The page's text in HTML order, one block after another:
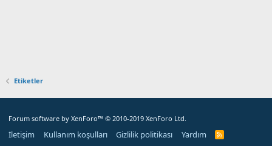
Etiketler
Forum software by XenForo™ © 2010-2019 XenForo Ltd.
İletişim Kullanım koşulları Gizlilik politikası Yardım
R